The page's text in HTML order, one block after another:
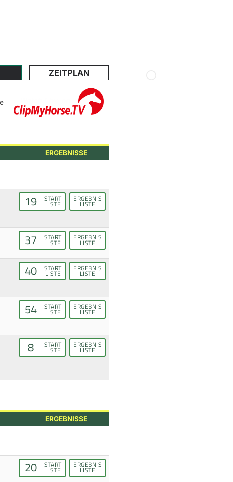
ZEITPLAN
ERGEBNISSE
19 START
LISTE
ERGEBNIS
LISTE
37 START
LISTE
ERGEBNIS
LISTE
40 START
LISTE
ERGEBNIS
LISTE
54 START
LISTE
ERGEBNIS
LISTE
8 START
LISTE
ERGEBNIS
LISTE
ERGEBNISSE
20 START
LISTE
ERGEBNIS
LISTE